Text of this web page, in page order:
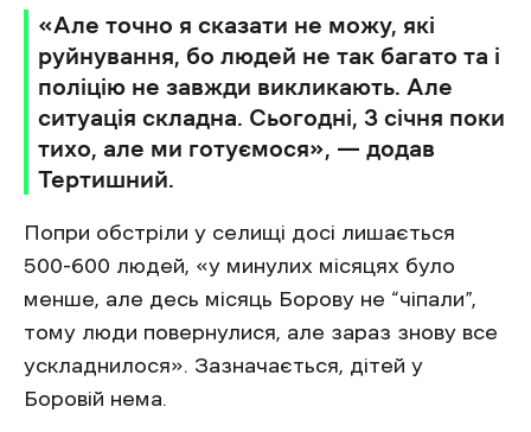
«Але точно я сказати не можу, які
руйнування, бо людей не так багато та і
поліцію не завжди викликають. Але
ситуація складна. Сьогодні, 3 січня поки
тихо, але ми готуємося», — додав
Тертишний.
Попри обстріли у селищі досі лишається
500-600 людей, «у минулих місяцях було
менше, але десь місяць Борову не “чіпали”,
тому люди повернулися, але зараз знову все
ускладнилося». Зазначається, дітей у
Боровій нема.